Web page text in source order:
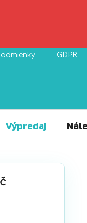
GDPR
Výpredaj